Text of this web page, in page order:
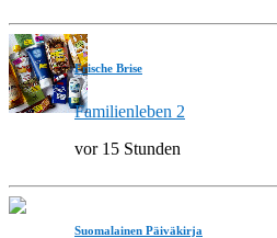
Frische Brise
Familienleben 2
vor 15 Stunden
Suomalainen Päiväkirja